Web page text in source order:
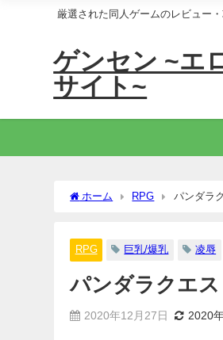
厳選された同人ゲームのレビュー
ゲンセン ~エ
サイト~
ホーム RPG パンダラ
RPG 巨乳/爆乳 凌辱
パンダラクエス
2020年12月27日 2020